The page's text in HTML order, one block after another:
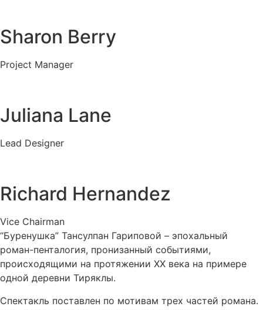
Sharon Berry
Project Manager
Juliana Lane
Lead Designer
Richard Hernandez
Vice Chairman
“Буренушка” Тансулпан Гариповой – эпохальный
роман-пенталогия, пронизанный событиями,
происходящими на протяжении ХХ века на примере
одной деревни Тиряклы.
Спектакль поставлен по мотивам трех частей романа.